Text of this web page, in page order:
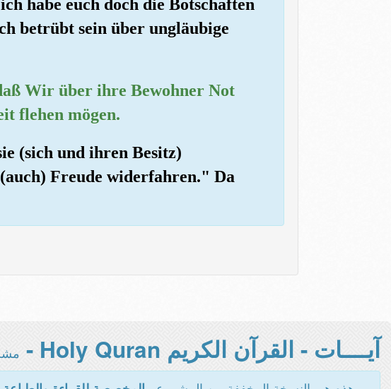
habe euch doch die Botschaften
betrübt sein über ungläubige
Wir über ihre Bewohner Not
flehen mögen.
(sich und ihren Besitz)
Freude widerfahren." Da
آيــــات - القرآن الكريم Holy Quran -